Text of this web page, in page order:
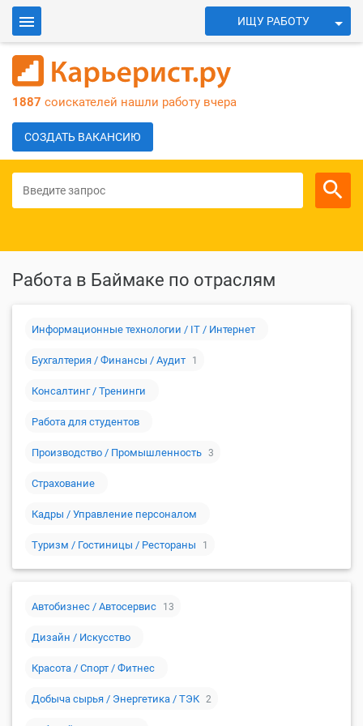
ИЩУ РАБОТУ
Войти
Для работодателей
1887 соискателей нашли работу вчера
СОЗДАТЬ ВАКАНСИЮ
Работа в Баймаке по отраслям
Информационные технологии / IT / Интернет
Бухгалтерия / Финансы / Аудит 1
Консалтинг / Тренинги
Работа для студентов
Производство / Промышленность 3
Страхование
Кадры / Управление персоналом
Туризм / Гостиницы / Рестораны 1
Автобизнес / Автосервис 13
Дизайн / Искусство
Красота / Спорт / Фитнес
Добыча сырья / Энергетика / ТЭК 2